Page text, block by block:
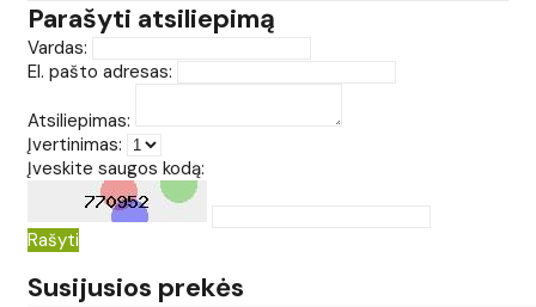
Parašyti atsiliepimą
Vardas:
El. pašto adresas:
Atsiliepimas:
Įvertinimas:
Įveskite saugos kodą:
Rašyti
Susijusios prekės